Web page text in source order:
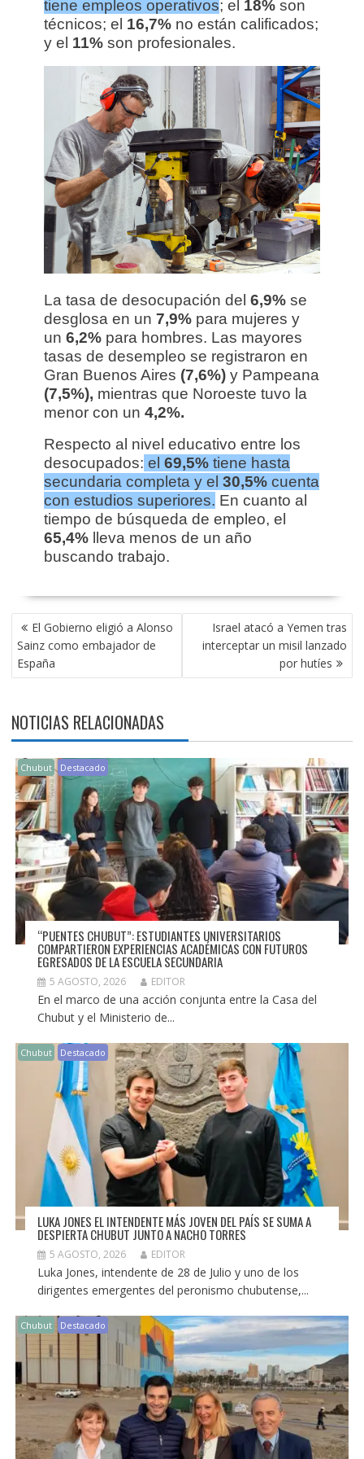
tiene empleos operativos; el 18%son
técnicos; el 16,7%no están calificados;
y el 11%son profesionales.
La tasa de desocupación del 6,9%se
desglosa en un 7,9%para mujeres y
un 6,2%para hombres. Las mayores
tasas de desempleo se registraron en
Gran Buenos Aires (7,6%)y Pampeana
(7,5%), mientras que Noroeste tuvo la
menor con un 4,2%.
Respecto al nivel educativo entre los
desocupados: el 69,5%tiene hasta
secundaria completa y el 30,5%cuenta
con estudios superiores. En cuanto al
tiempo de búsqueda de empleo, el
65,4%lleva menos de un año
buscando trabajo.
NAVEGACIÓN
DE
ENTRADAS
El Gobierno eligió a Alonso
Sainz como embajador de
España
Israel atacó a Yemen tras
interceptar un misil lanzado
por hutíes
NOTICIAS RELACIONADAS
Chubut Destacado
“PUENTES CHUBUT”: ESTUDIANTES UNIVERSITARIOS
COMPARTIERON EXPERIENCIAS ACADÉMICAS CON FUTUROS
EGRESADOS DE LA ESCUELA SECUNDARIA
5 AGOSTO, 2026 EDITOR
En el marco de una acción conjunta entre la Casa del
Chubut y el Ministerio de...
Chubut Destacado
LUKA JONES EL INTENDENTE MÁS JOVEN DEL PAÍS SE SUMA A
DESPIERTA CHUBUT JUNTO A NACHO TORRES
5 AGOSTO, 2026 EDITOR
Luka Jones, intendente de 28 de Julio y uno de los
dirigentes emergentes del peronismo chubutense,...
Chubut Destacado